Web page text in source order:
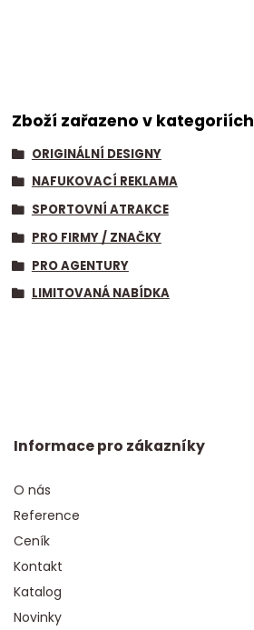
Zboží zařazeno v kategoriích
ORIGINÁLNÍ DESIGNY
NAFUKOVACÍ REKLAMA
SPORTOVNÍ ATRAKCE
PRO FIRMY / ZNAČKY
PRO AGENTURY
LIMITOVANÁ NABÍDKA
Informace pro zákazníky
O nás
Reference
Ceník
Kontakt
Katalog
Novinky